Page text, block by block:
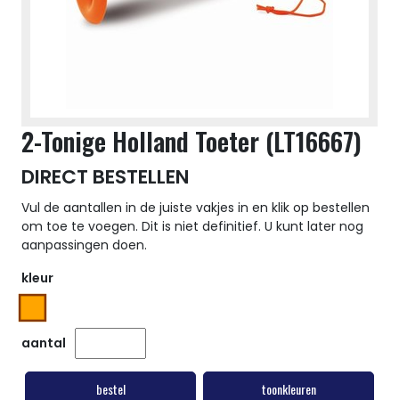
2-Tonige Holland Toeter (LT16667)
DIRECT BESTELLEN
Vul de aantallen in de juiste vakjes in en klik op bestellen
om toe te voegen. Dit is niet definitief. U kunt later nog
aanpassingen doen.
kleur
aantal
bestel toonkleuren